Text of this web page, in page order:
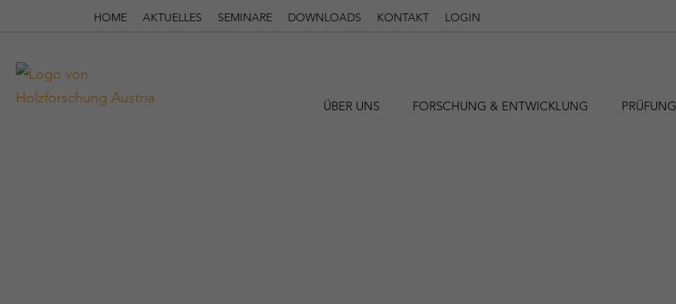
HOME AKTUELLES SEMINARE DOWNLOADS KONTAKT LOGIN
ÜBER UNS FORSCHUNG & ENTWICKLUNG PRÜFUNG